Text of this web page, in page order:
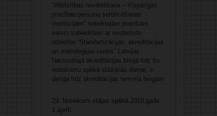
“Atbilstības novērtēšana – Vispārīgās
prasības personu sertificēšanas
institūcijām” noteiktajām prasībām
valsts sabiedrības ar ierobežotu
atbildību “Standartizācijas, akreditācijas
un metroloģijas centrs” Latvijas
Nacionālajā akreditācijas birojā līdz šo
noteikumu spēkā stāšanās dienai, ir
derīga līdz akreditācijas termiņa beigām.
29. Noteikumi stājas spēkā 2010.gada
1.aprīlī.